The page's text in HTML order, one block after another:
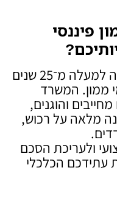
פיננסי
?
פירמת עו"ד רן רייכמן מתמחה למעלה מ־25 שנים
ממון. המשרד
והוגנים,
מלאה על רכוש,
ולעריכת הסכם
עתידכם הכלכלי